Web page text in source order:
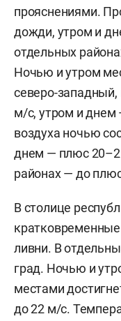
прояснениями.
дожди, утром и
отдельных
Ночью и утром
северо-
м/c, утром и днем
воздуха ночью
днем — плюс
районах — до
В столице
ливни. В
град. Ночью и
местами
до 22 м/с.